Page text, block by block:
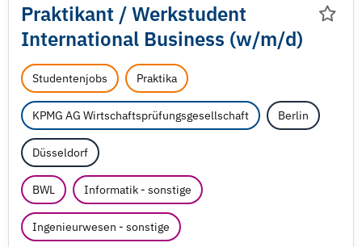
Praktikant /Werkstudent
International Business (w/m/d)
Studentenjobs Praktika
KPMG AG Wirtschaftsprüfungsgesellschaft Berlin
Düsseldorf
BWL Informatik - sonstige
Ingenieurwesen - sonstige